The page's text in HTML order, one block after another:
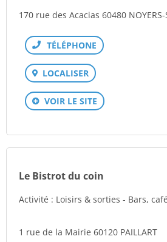
170 rue des Acacias 60480
Téléphone
LOCALISER
VOIR LE SITE
Le Bistrot du coin
Activité : Loisirs & sorties - Bars,
1 rue de la Mairie 60120 PAILLART